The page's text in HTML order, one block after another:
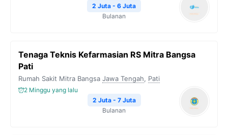
2 Juta - 6 Juta
Bulanan
Tenaga Teknis Kefarmasian RS Mitra Bangsa
Pati
Rumah Sakit Mitra Bangsa Jawa Tengah, Pati
2 Minggu yang lalu
2 Juta - 7 Juta
Bulanan